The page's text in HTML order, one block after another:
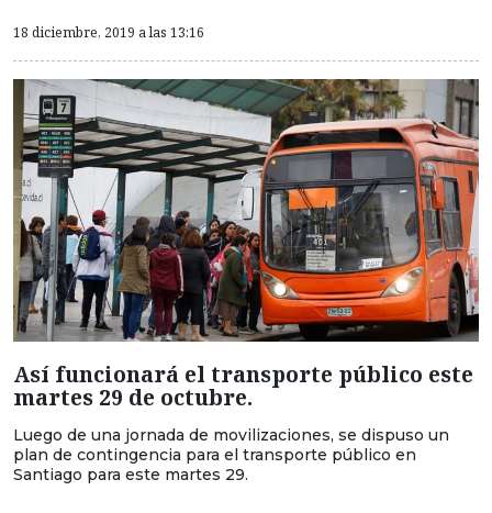
18 diciembre, 2019 a las 13:16
Así funcionará el transporte público este
martes 29 de octubre.
Luego de una jornada de movilizaciones, se dispuso un
plan de contingencia para el transporte público en
Santiago para este martes 29.